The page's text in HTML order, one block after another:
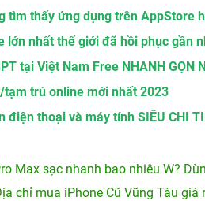
tìm thấy ứng dụng trên AppStore
lớn nhất thế giới đã hồi phục gần
tại Việt Nam Free NHANH GỌN
trú online mới nhất 2023
điện thoại và máy tính SIÊU CHI
Max sạc nhanh bao nhiêu W?
chỉ mua iPhone Cũ Vũng Tàu giá